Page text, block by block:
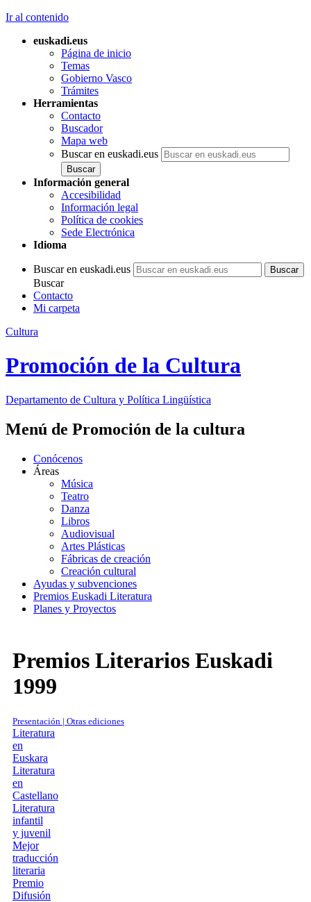
Ir al contenido
euskadi.eus
Página de inicio
Temas
Gobierno Vasco
Trámites
Herramientas
Contacto
Buscador
Mapa web
Buscar en euskadi.eus
Información general
Accesibilidad
Información legal
Política de cookies
Sede Electrónica
Idioma
Buscar en euskadi.eus
Buscar
Contacto
Mi carpeta
Cultura
Promoción de la Cultura
Departamento de Cultura y Política Lingüística
Menú de Promoción de la cultura
Conócenos
Áreas
Música
Teatro
Danza
Libros
Audiovisual
Artes Plásticas
Fábricas de creación
Creación cultural
Ayudas y subvenciones
Premios Euskadi Literatura
Planes y Proyectos
Premios Literarios Euskadi
1999
Presentación | Otras ediciones
Literatura
en
Euskara
Literatura
en
Castellano
Literatura
infantil
y juvenil
Mejor
traducción
literaria
Premio
Difusión